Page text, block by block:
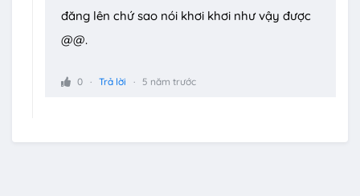
đăng lên chứ sao nói khơi khơi như vậy được
@@.
0 Trả lời 5 năm trước